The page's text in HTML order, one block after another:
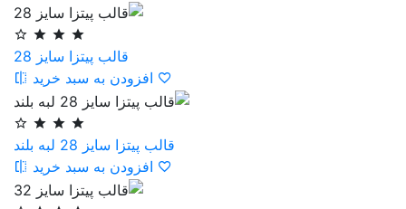
قالب پیتزا سایز 28
افزودن به سبد خرید
قالب پیتزا سایز 28 لبه بلند
افزودن به سبد خرید